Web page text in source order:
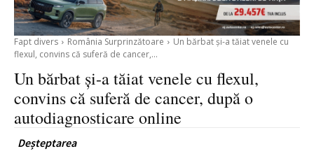
Fapt divers România Surprinzătoare
Un bărbat și-a tăiat venele cu
flexul, convins că suferă de cancer,...
Un bărbat și-a tăiat venele cu flexul,
convins că suferă de cancer, după o
autodiagnosticare online
Deșteptarea